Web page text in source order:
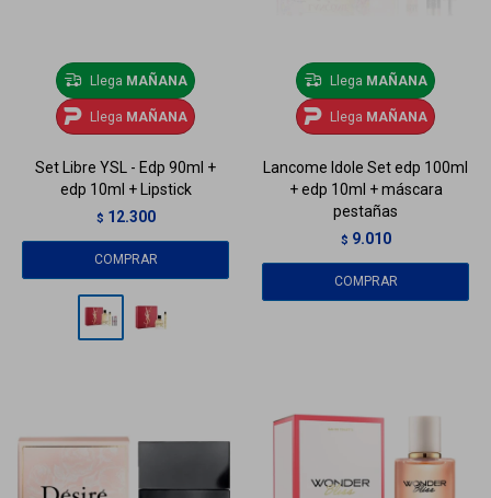
Llega MAÑANA
Llega MAÑANA
Set Libre YSL - Edp 90ml +
edp 10ml + Lipstick
$ 12.300
Llega MAÑANA
Llega MAÑANA
Lancome Idole Set edp 100ml
+ edp 10ml + máscara
pestañas
$ 9.010